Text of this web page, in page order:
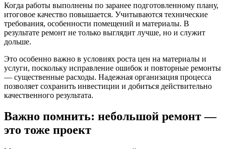
Когда работы выполнены по заранее подготовленному плану,
итоговое качество повышается. Учитываются технические
требования, особенности помещений и материалы. В
результате ремонт не только выглядит лучше, но и служит
дольше.
Это особенно важно в условиях роста цен на материалы и
услуги, поскольку исправление ошибок и повторные ремонты
— существенные расходы. Надежная организация процесса
позволяет сохранить инвестиции и добиться действительно
качественного результата.
Важно помнить: небольшой ремонт —
это тоже проект